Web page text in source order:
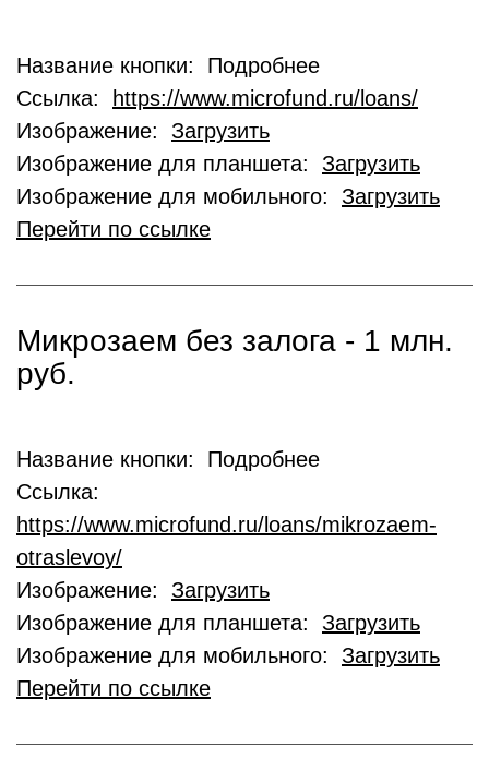
Название кнопки: Подробнее
Ссылка:
https://www.microfund.ru/loans/
Изображение: Загрузить
Изображение для планшета: Загрузить
Изображение для мобильного: Загрузить
Перейти по ссылке
Микрозаем без залога - 1 млн.
руб.
Название кнопки: Подробнее
Ссылка:
https://www.microfund.ru/loans/mikrozaem-
otraslevoy/
Изображение: Загрузить
Изображение для планшета: Загрузить
Изображение для мобильного: Загрузить
Перейти по ссылке